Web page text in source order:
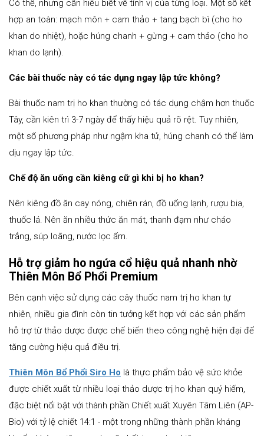
Có thể, nhưng cần hiểu biết về tính vị của từng loại. Một số kết
hợp an toàn: mạch môn + cam thảo + tang bạch bì (cho ho
khan do nhiệt), hoặc húng chanh + gừng + cam thảo (cho ho
khan do lạnh).
Các bài thuốc này có tác dụng ngay lập tức không?
Bài thuốc nam trị ho khan thường có tác dụng chậm hơn thuốc
Tây, cần kiên trì 3-7 ngày để thấy hiệu quả rõ rệt. Tuy nhiên,
một số phương pháp như ngậm kha tử, húng chanh có thể làm
dịu ngay lập tức.
Chế độ ăn uống cần kiêng cữ gì khi bị ho khan?
Nên kiêng đồ ăn cay nóng, chiên rán, đồ uống lạnh, rượu bia,
thuốc lá. Nên ăn nhiều thức ăn mát, thanh đạm như cháo
trắng, súp loãng, nước lọc ấm.
Hỗ trợ giảm ho ngứa cổ hiệu quả nhanh nhờ
Thiên Môn Bổ Phổi Premium
Bên cạnh việc sử dụng các cây thuốc nam trị ho khan tự
nhiên, nhiều gia đình còn tin tưởng kết hợp với các sản phẩm
hỗ trợ từ thảo dược được chế biến theo công nghệ hiện đại để
tăng cường hiệu quả điều trị.
Thiên Môn Bổ Phổi Siro Ho là thực phẩm bảo vệ sức khỏe
được chiết xuất từ nhiều loại thảo dược trị ho khan quý hiếm,
đặc biệt nổi bật với thành phần Chiết xuất Xuyên Tâm Liên (AP-
Bio) với tỷ lệ chiết 14:1 - một trong những thành phần kháng